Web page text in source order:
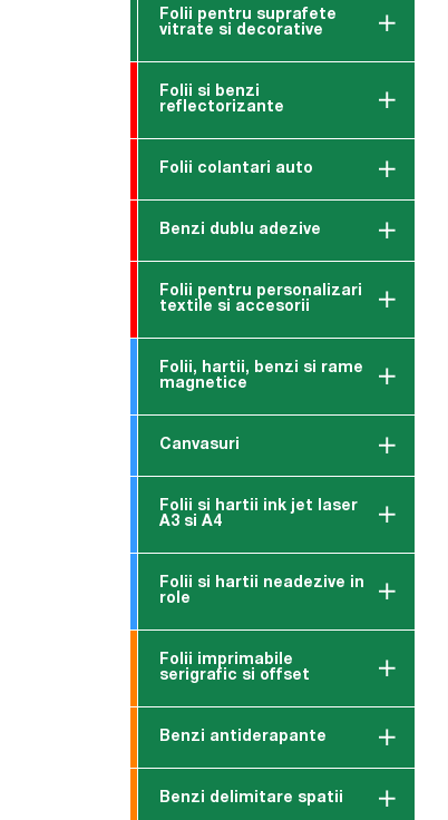
Folii pentru suprafete
vitrate si decorative
Folii si benzi
reflectorizante
Folii colantari auto
Benzi dublu adezive
Folii pentru personalizari
textile si accesorii
Folii, hartii, benzi si rame
magnetice
Canvasuri
Folii si hartii ink jet laser
A3 si A4
Folii si hartii neadezive in
role
Folii imprimabile
serigrafic si offset
Benzi antiderapante
Benzi delimitare spatii